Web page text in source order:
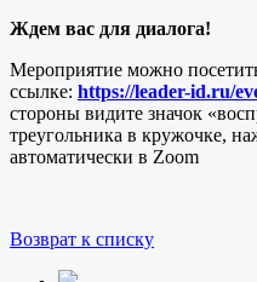
Ждем вас для диалога!
Мероприятие можно
ссылке: https://leader-id.ru/
стороны видите значок
треугольника в кружочке,
автоматически в Zoom
Возврат к списку